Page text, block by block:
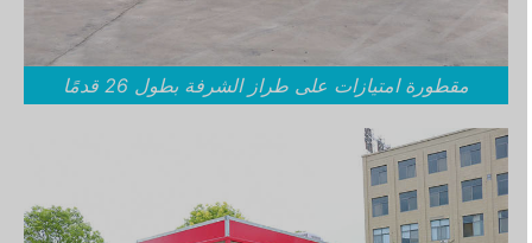
مقطورة امتيازات على طراز الشرفة بطول 26 قدمًا